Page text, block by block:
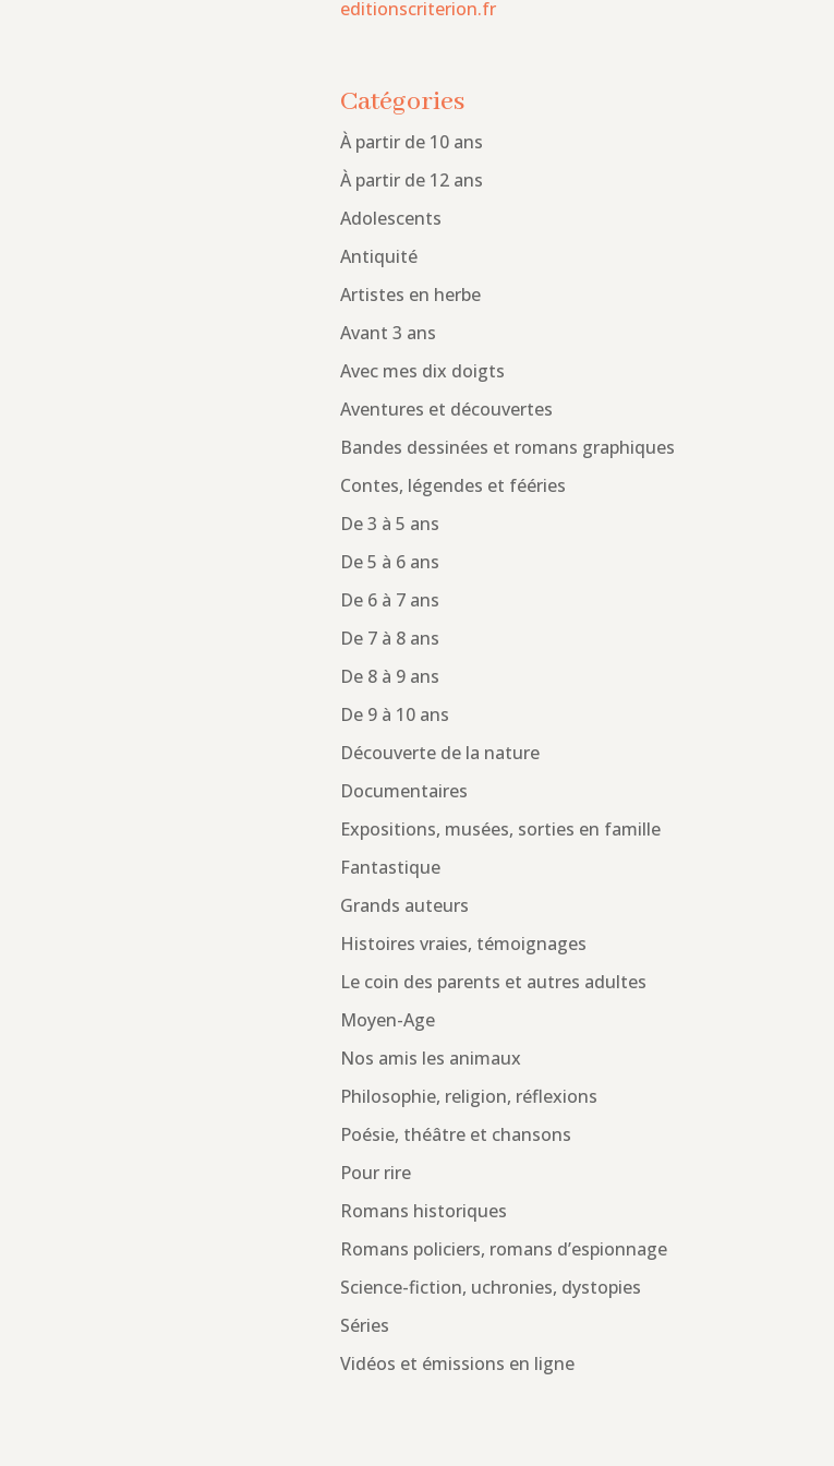
editionscriterion.fr
Catégories
À partir de 10 ans
À partir de 12 ans
Adolescents
Antiquité
Artistes en herbe
Avant 3 ans
Avec mes dix doigts
Aventures et découvertes
Bandes dessinées et romans graphiques
Contes, légendes et fééries
De 3 à 5 ans
De 5 à 6 ans
De 6 à 7 ans
De 7 à 8 ans
De 8 à 9 ans
De 9 à 10 ans
Découverte de la nature
Documentaires
Expositions, musées, sorties en famille
Fantastique
Grands auteurs
Histoires vraies, témoignages
Le coin des parents et autres adultes
Moyen-Age
Nos amis les animaux
Philosophie, religion, réflexions
Poésie, théâtre et chansons
Pour rire
Romans historiques
Romans policiers, romans d’espionnage
Science-fiction, uchronies, dystopies
Séries
Vidéos et émissions en ligne